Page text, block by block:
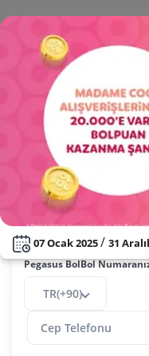
07 Ocak 2025/ 31
Pegasus BolBol
TR(+90)